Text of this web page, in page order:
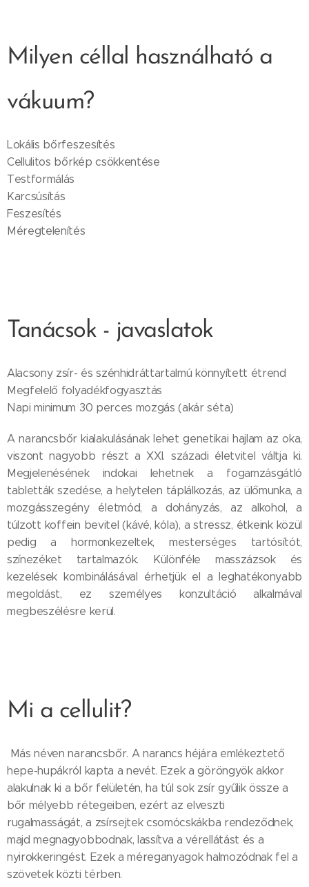
Milyen céllal használható a
vákuum?
Lokális bőrfeszesítés
Cellulitos bőrkép csökkentése
Testformálás
Karcsúsítás
Feszesítés
Méregtelenítés
Tanácsok - javaslatok
Alacsony zsír- és szénhidráttartalmú könnyített étrend
Megfelelő folyadékfogyasztás
Napi minimum 30 perces mozgás (akár séta)
A narancsbőr kialakulásának lehet genetikai hajlam az oka,
viszont nagyobb részt a XXI. századi életvitel váltja ki.
Megjelenésének indokai lehetnek a fogamzásgátló
tabletták szedése, a helytelen táplálkozás, az ülőmunka, a
mozgásszegény életmód, a dohányzás, az alkohol, a
túlzott koffein bevitel (kávé, kóla), a stressz, étkeink közül
pedig a hormonkezeltek, mesterséges tartósítót,
színezéket tartalmazók. Különféle masszázsok és
kezelések kombinálásával érhetjük el a leghatékonyabb
megoldást, ez személyes konzultáció alkalmával
megbeszélésre kerül.
Mi a cellulit?
Más néven narancsbőr. A narancs héjára emlékeztető
hepe-hupákról kapta a nevét. Ezek a göröngyök akkor
alakulnak ki a bőr felületén, ha túl sok zsír gyűlik össze a
bőr mélyebb rétegeiben, ezért az elveszti
rugalmasságát, a zsírsejtek csomócskákba rendeződnek,
majd megnagyobbodnak, lassítva a vérellátást és a
nyirokkeringést. Ezek a méreganyagok halmozódnak fel a
szövetek közti térben.